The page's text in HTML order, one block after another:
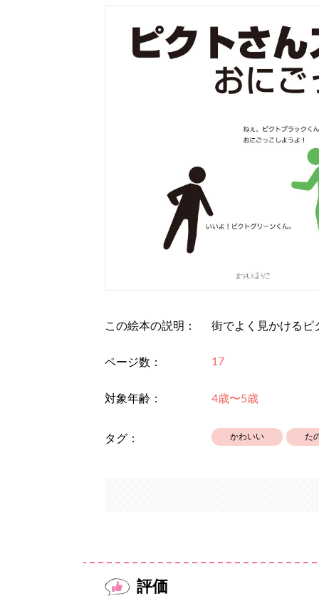
この絵本の説明： 街でよく見かけるピ
ページ数： 17
対象年齢： 4歳〜5歳
タグ： かわいい た
評価